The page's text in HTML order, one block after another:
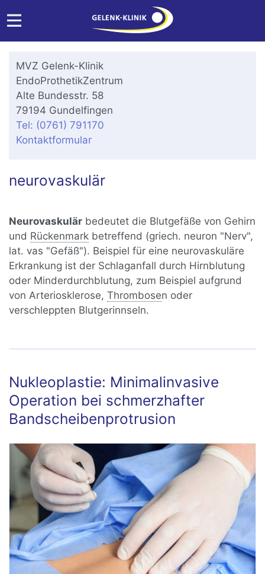
MVZ Gelenk-Klinik
EndoProthetikZentrum
Alte Bundesstr. 58
79194 Gundelfingen
Tel: (0761) 791170
Kontaktformular
neurovaskulär
Neurovaskulär bedeutet die Blutgefäße von Gehirn
und Rückenmark betreffend (griech. neuron "Nerv",
lat. vas "Gefäß"). Beispiel für eine neurovaskuläre
Erkrankung ist der Schlaganfall durch Hirnblutung
oder Minderdurchblutung, zum Beispiel aufgrund
von Arteriosklerose,Thrombosen oder
verschleppten Blutgerinnseln.
Nukleoplastie: Minimalinvasive
Operation bei schmerzhafter
Bandscheibenprotrusion